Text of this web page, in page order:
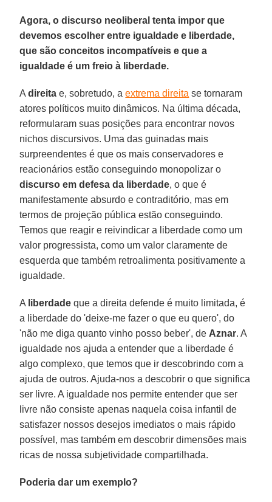
Agora, o discurso neoliberal tenta impor que
devemos escolher entre igualdade e liberdade,
que são conceitos incompatíveis e que a
igualdade é um freio à liberdade.
Adireita e, sobretudo, aextrema direita se tornaram
atores políticos muito dinâmicos. Na última década,
reformularam suas posições para encontrar novos
nichos discursivos. Uma das guinadas mais
surpreendentes é que os mais conservadores e
reacionários estão conseguindo monopolizar o
discurso em defesa da liberdade, o que é
manifestamente absurdo e contraditório, mas em
termos de projeção pública estão conseguindo.
Temos que reagir e reivindicar a liberdade como um
valor progressista, como um valor claramente de
esquerda que também retroalimenta positivamente a
igualdade.
A liberdade que a direita defende é muito limitada, é
a liberdade do 'deixe-me fazer o que eu quero', do
'não me diga quanto vinho posso beber', de Aznar. A
igualdade nos ajuda a entender que a liberdade é
algo complexo, que temos que ir descobrindo com a
ajuda de outros. Ajuda-nos a descobrir o que significa
ser livre. A igualdade nos permite entender que ser
livre não consiste apenas naquela coisa infantil de
satisfazer nossos desejos imediatos o mais rápido
possível, mas também em descobrir dimensões mais
ricas de nossa subjetividade compartilhada.
Poderia dar um exemplo?